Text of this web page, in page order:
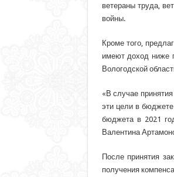
ветераны труда,
войны.
Кроме того,
имеют доход ниже
Вологодской
«В случае
эти цели в
бюджета в 2021
Валентина
После принятия
получения